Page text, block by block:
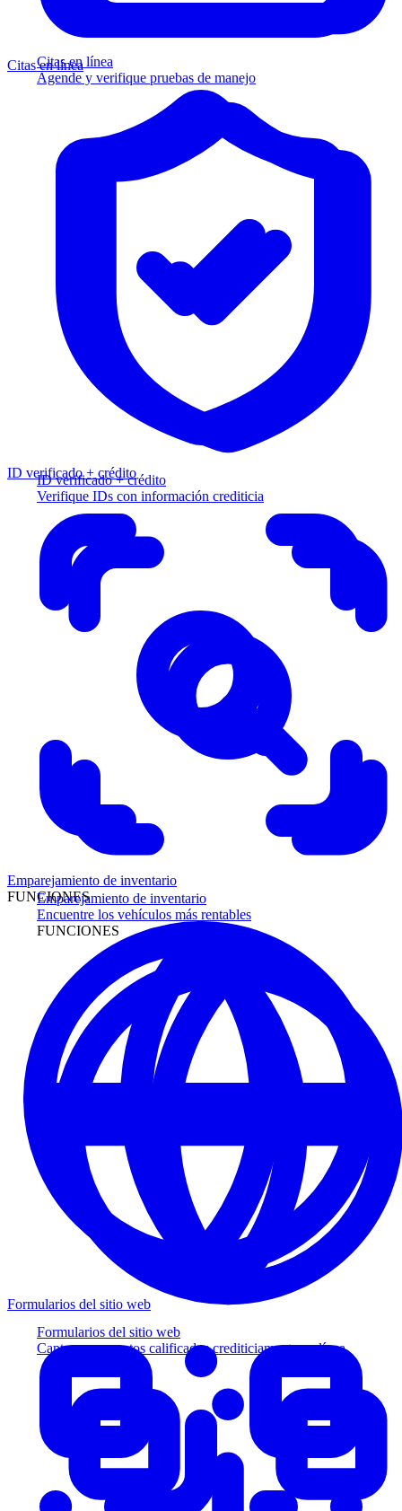
Citas en línea
Agende y verifique pruebas de manejo
ID verificado + crédito
Verifique IDs con información crediticia
Emparejamiento de inventario
Encuentre los vehículos más rentables
FUNCIONES
Formularios del sitio web
Capture prospectos calificados crediticiamente en línea
Citas en línea
ID verificado + crédito
Emparejamiento de inventario
FUNCIONES
Formularios del sitio web